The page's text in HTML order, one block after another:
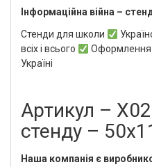
Інформаційна війна –
Стенди для школи
всіх і всього
Оформлення
Україні
Артикул –
стенду –
Наша компанія є